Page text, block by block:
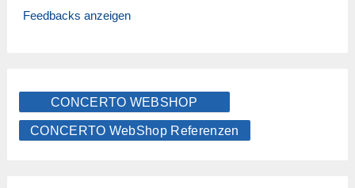
Feedbacks anzeigen
CONCERTO WEBSHOP
CONCERTO WebShop Referenzen